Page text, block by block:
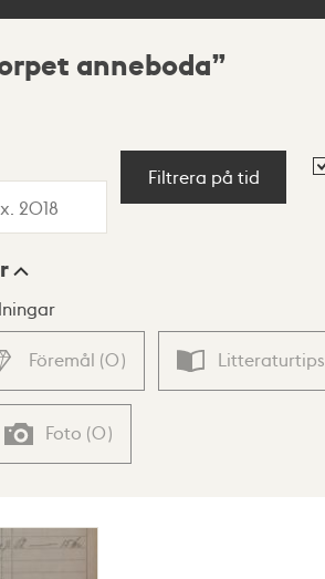
anneboda
Filtrera på tid
Föremål (0) Litteraturtips
Foto (0)